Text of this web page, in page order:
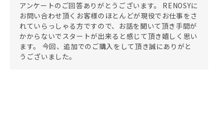
アンケートのご回答ありがとうございます。 RENOSYに
お問い合わせ頂くお客様のほとんどが現役でお仕事をさ
れていらっしゃる方ですので、お話を聞いて頂き手間が
かからないでスタートが出来ると感じて頂き嬉しく思い
ます。 今回、追加でのご購入をして頂き誠にありがと
うございました。